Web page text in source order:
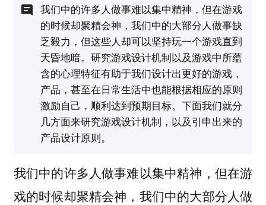
我们中的许多人做事难以集中精神，但在游戏
的时候却聚精会神，我们中的大部分人做事缺
乏毅力，但这些人却可以坚持玩一个游戏直到
天昏地暗。研究游戏设计机制以及游戏中所蕴
含的心理特征有助于我们设计出更好的游戏，
产品，甚至在日常生活中也能根据相应的原则
激励自己，顺利达到预期目标。下面我们就分
几方面来研究游戏设计机制，以及引申出来的
产品设计原则。
我们中的许多人做事难以集中精神，但在游
戏的时候却聚精会神，我们中的大部分人做